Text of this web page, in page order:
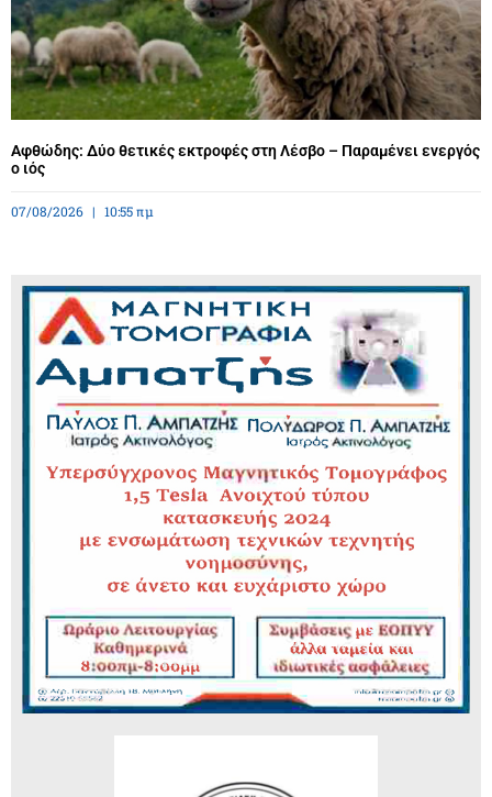
Αφθώδης: Δύο θετικές εκτροφές στη Λέσβο – Παραμένει ενεργός
ο ιός
07/08/2026 10:55 πμ